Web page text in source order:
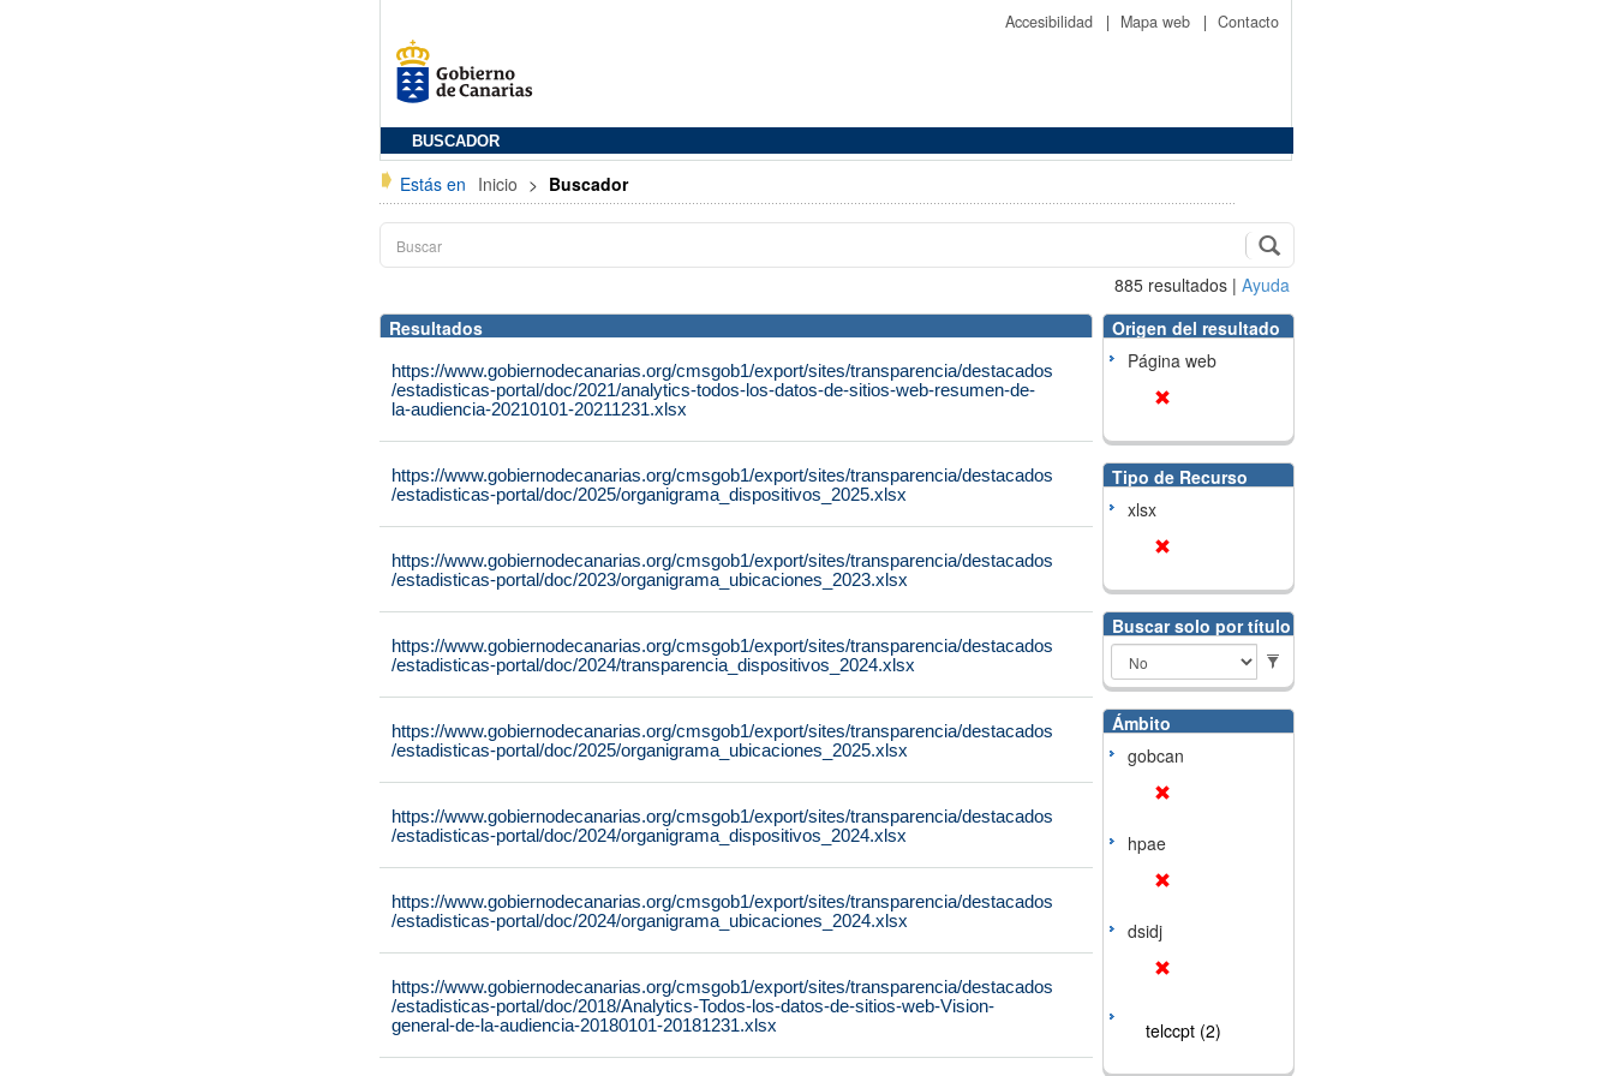
Accesibilidad | Mapa web | Contacto
BUSCADOR
Estás en Inicio > Buscador
885 resultados | Ayuda
Resultados
https://www.gobiernodecanarias.org/cmsgob1/export/sites/transparencia/destacados
/estadisticas-portal/doc/2021/analytics-todos-los-datos-de-sitios-web-resumen-de-
la-audiencia-20210101-20211231.xlsx
https://www.gobiernodecanarias.org/cmsgob1/export/sites/transparencia/destacados
/estadisticas-portal/doc/2025/organigrama_dispositivos_2025.xlsx
https://www.gobiernodecanarias.org/cmsgob1/export/sites/transparencia/destacados
/estadisticas-portal/doc/2023/organigrama_ubicaciones_2023.xlsx
https://www.gobiernodecanarias.org/cmsgob1/export/sites/transparencia/destacados
/estadisticas-portal/doc/2024/transparencia_dispositivos_2024.xlsx
https://www.gobiernodecanarias.org/cmsgob1/export/sites/transparencia/destacados
/estadisticas-portal/doc/2025/organigrama_ubicaciones_2025.xlsx
https://www.gobiernodecanarias.org/cmsgob1/export/sites/transparencia/destacados
/estadisticas-portal/doc/2024/organigrama_dispositivos_2024.xlsx
https://www.gobiernodecanarias.org/cmsgob1/export/sites/transparencia/destacados
/estadisticas-portal/doc/2024/organigrama_ubicaciones_2024.xlsx
https://www.gobiernodecanarias.org/cmsgob1/export/sites/transparencia/destacados
/estadisticas-portal/doc/2018/Analytics-Todos-los-datos-de-sitios-web-Vision-
general-de-la-audiencia-20180101-20181231.xlsx
Origen del resultado
Página web
Tipo de Recurso
xlsx
Buscar solo por título
Ámbito
gobcan
hpae
dsidj
telccpt (2)